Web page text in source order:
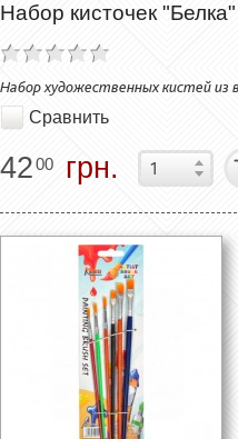
Набор кисточек
Набор художественных кистей из
Сравнить
4200 грн.